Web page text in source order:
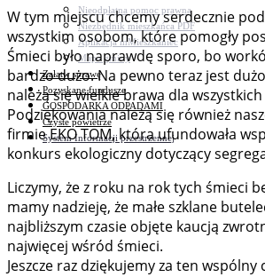
Nieodpłatna pomoc prawna
Niezbędnik mieszkańca PDF
Aplikacja mMieszkaniec
Mapa gminy
Załatw sprawę
Pozyskane fundusze
GOSPODARKA ODPADAMI
Czyste powietrze
System Informacji przestrzennej
W tym miejscu chcemy serdecznie
wszystkim osobom, które pomogły
Śmieci było naprawdę sporo, bo
bardzo dużo. Na pewno teraz jest
należą się wielkie brawa dla
Podziękowania należą się również
firmie EKO TOM, która ufundowała
konkurs ekologiczny dotyczący
Liczymy, że z roku na rok tych śmieci
mamy nadzieję, że małe szklane
najbliższym czasie objęte kaucją
najwięcej wśród śmieci.
Jeszcze raz dziękujemy za ten wspólny